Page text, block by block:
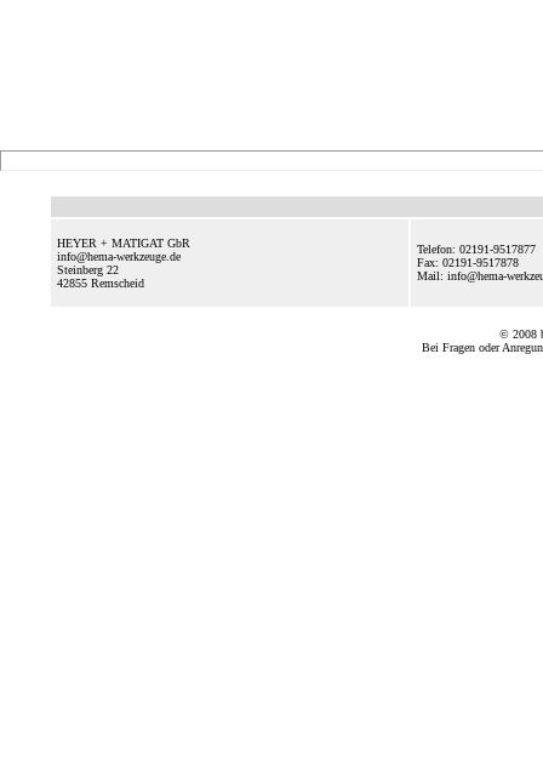
HEYER + MATIGAT GbR
info@hema-werkzeuge.de
Steinberg 22
42855 Remscheid
Telefon: 02191-9517877
Fax: 02191-9517878
Mail: info@hema-
© 2008
Bei Fragen oder